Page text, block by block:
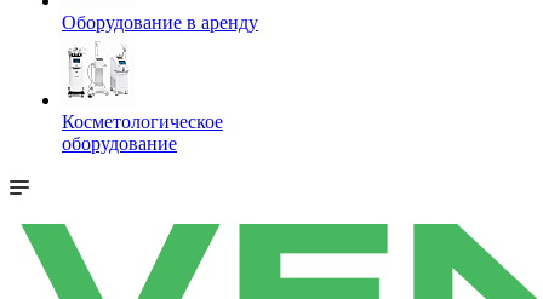
Оборудование в аренду
Косметологическое
оборудование